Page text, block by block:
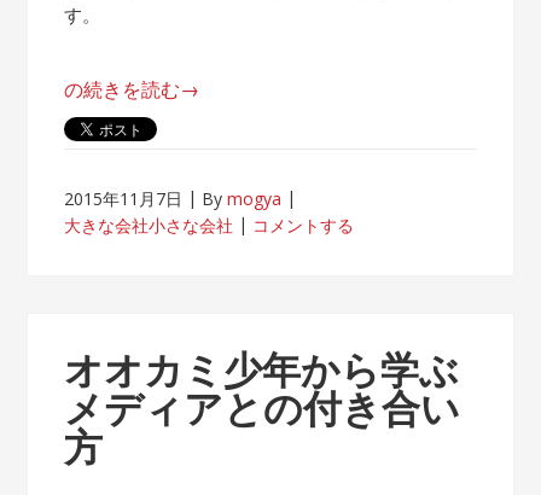
す。
“帰
属
が
客
先
常
駐
の続きを読む→
2015年11月7日 Bymogya
大きな会社小さな会社
コメントする
オオカミ少年から学ぶ
メディアとの付き合い
方